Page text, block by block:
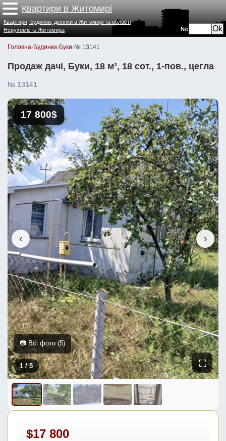
Квартири в Житомирі
№:
Квартири, будинки, ділянки в Житомирі та області
Нерухомість Житомира
Головна›Будинки›Буки›№ 13141
Продаж дачі, Буки, 18 м², 18 сот., 1-пов., цегла
№ 13141
‹ ›
17 800$
1/ 5 ⛶
📷 Всі фото (5)
$17 800